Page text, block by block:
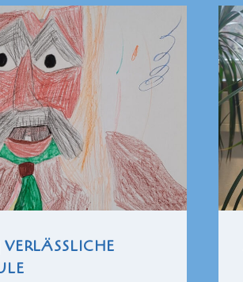
VERLÄSSLICHE